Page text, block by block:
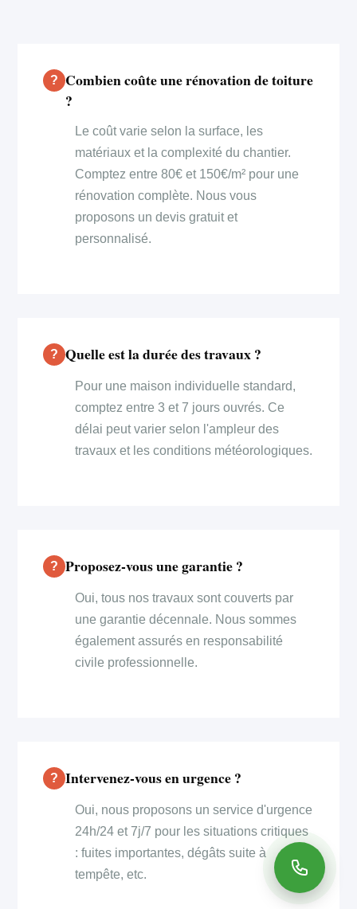
Combien coûte une rénovation de toiture
?
Le coût varie selon la surface, les
matériaux et la complexité du chantier.
Comptez entre 80€ et 150€/m² pour une
rénovation complète. Nous vous
proposons un devis gratuit et
personnalisé.
Quelle est la durée des travaux ?
Pour une maison individuelle standard,
comptez entre 3 et 7 jours ouvrés. Ce
délai peut varier selon l'ampleur des
travaux et les conditions météorologiques.
Proposez-vous une garantie ?
Oui, tous nos travaux sont couverts par
une garantie décennale. Nous sommes
également assurés en responsabilité
civile professionnelle.
Intervenez-vous en urgence ?
Oui, nous proposons un service d'urgence
24h/24 et 7j/7 pour les situations critiques
: fuites importantes, dégâts suite à
tempête, etc.